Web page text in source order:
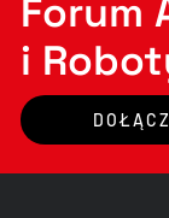
Forum
i